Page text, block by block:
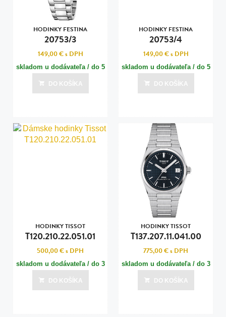
HODINKY FESTINA
20753/3
149,00 €s DPH
skladom u dodávateľa / do 5
dní
Posledná aktualizácia dnes o 15:00
DO KOŠÍKA
HODINKY FESTINA
20753/4
149,00 €s DPH
skladom u dodávateľa / do 5
dní
Posledná aktualizácia dnes o 15:00
DO KOŠÍKA
HODINKY TISSOT
T120.210.22.051.01
500,00 €s DPH
skladom u dodávateľa / do 3
dní
Posledná aktualizácia dnes o 15:00
DO KOŠÍKA
HODINKY TISSOT
T137.207.11.041.00
775,00 €s DPH
skladom u dodávateľa / do 3
dní
Posledná aktualizácia dnes o 15:00
DO KOŠÍKA